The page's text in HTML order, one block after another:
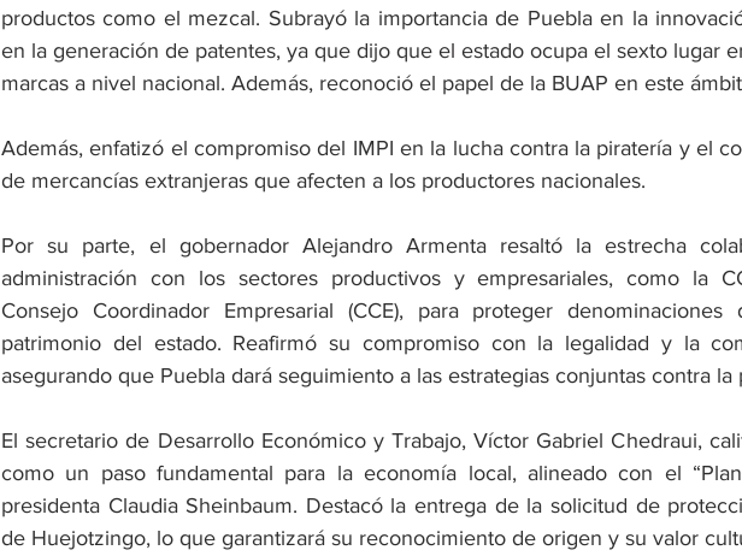
productos como el mezcal. Subrayó la importancia de Puebla en la
en la generación de patentes, ya que dijo que el estado ocupa el sexto lugar
marcas a nivel nacional. Además, reconoció el papel de la BUAP en este
Además, enfatizó el compromiso del IMPI en la lucha contra la piratería y el
de mercancías extranjeras que afecten a los productores nacionales.
Por su parte, el gobernador Alejandro Armenta resaltó la estrecha
administración con los sectores productivos y empresariales, como la
Consejo Coordinador Empresarial (CCE), para proteger
patrimonio del estado. Reafirmó su compromiso con la legalidad y la
asegurando que Puebla dará seguimiento a las estrategias conjuntas contra la
El secretario de Desarrollo Económico y Trabajo, Víctor Gabriel Chedraui,
como un paso fundamental para la economía local, alineado con el
presidenta Claudia Sheinbaum. Destacó la entrega de la solicitud de
de Huejotzingo, lo que garantizará su reconocimiento de origen y su valor